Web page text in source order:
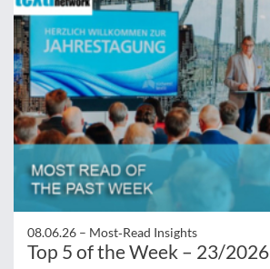
08.06.26 – Most‑Read Insights
Top 5 of the Week – 23/2026